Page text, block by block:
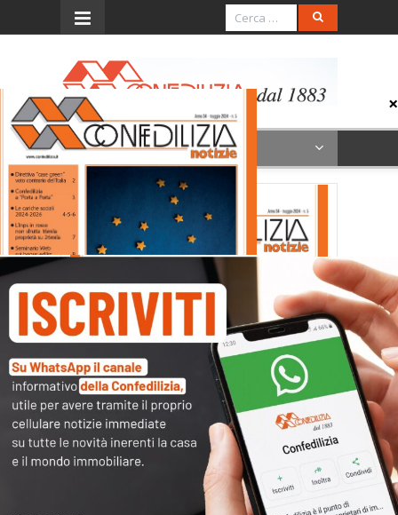
Menu
Evi_CN2405_1